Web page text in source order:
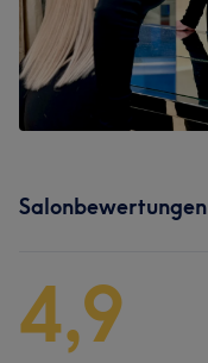
Salonbewertungen
4,9